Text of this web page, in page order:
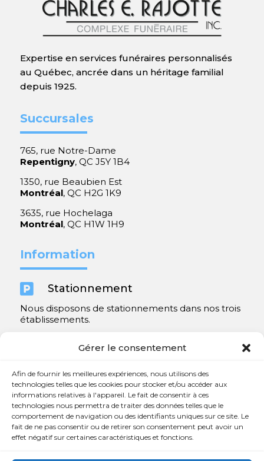
Gérer le consentement
Afin de fournir les meilleures expériences, nous utilisons des
technologies telles que les cookies pour stocker et/ou accéder aux
informations relatives à l'appareil. Le fait de consentir à ces
technologies nous permettra de traiter des données telles que le
comportement de navigation ou des identifiants uniques sur ce site. Le
fait de ne pas consentir ou de retirer son consentement peut avoir un
effet négatif sur certaines caractéristiques et fonctions.
Expertise en services funéraires personnalisés
au Québec, ancrée dans un héritage familial
depuis 1925.
Succursales
765, rue Notre-Dame
Repentigny, QC J5Y 1B4
1350, rue Beaubien Est
Montréal, QC H2G 1K9
3635, rue Hochelaga
Montréal, QC H1W 1H9
Information
 Stationnement
Nous disposons de stationnements dans nos trois
établissements.
Contact
 450 654-3342
 info@charlesrajotte.com